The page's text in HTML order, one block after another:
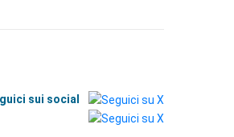
sui social